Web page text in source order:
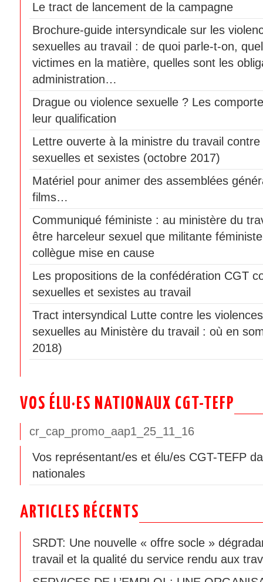
Le tract de lancement de la campagne
Brochure-guide intersyndicale sur les
sexuelles au travail : de quoi parle-t-on,
victimes en la matière, quelles sont les
administration…
Drague ou violence sexuelle ? Les
leur qualification
Lettre ouverte à la ministre du travail contre
sexuelles et sexistes (octobre 2017)
Matériel pour animer des assemblées
films…
Communiqué féministe : au ministère du
être harceleur sexuel que militante
collègue mise en cause
Les propositions de la confédération CGT
sexuelles et sexistes au travail
Tract intersyndical Lutte contre les
sexuelles au Ministère du travail : où en
2018)
VOS ÉLU·ES NATIONAUX CGT-TEFP
cr_cap_promo_aap1_25_11_16
Vos représentant/es et élu/es CGT-TEFP
nationales
ARTICLES RÉCENTS
SRDT: Une nouvelle « offre socle »
travail et la qualité du service rendu aux